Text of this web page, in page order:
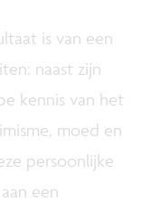
is van een
naast zijn
kennis van het
moed en
persoonlijke
een